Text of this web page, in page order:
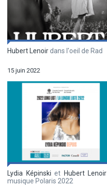
Hubert Lenoirdans l'oeil de Rad
15 juin 2022
Lydia Képinski et Hubert Lenoir
musique Polaris 2022